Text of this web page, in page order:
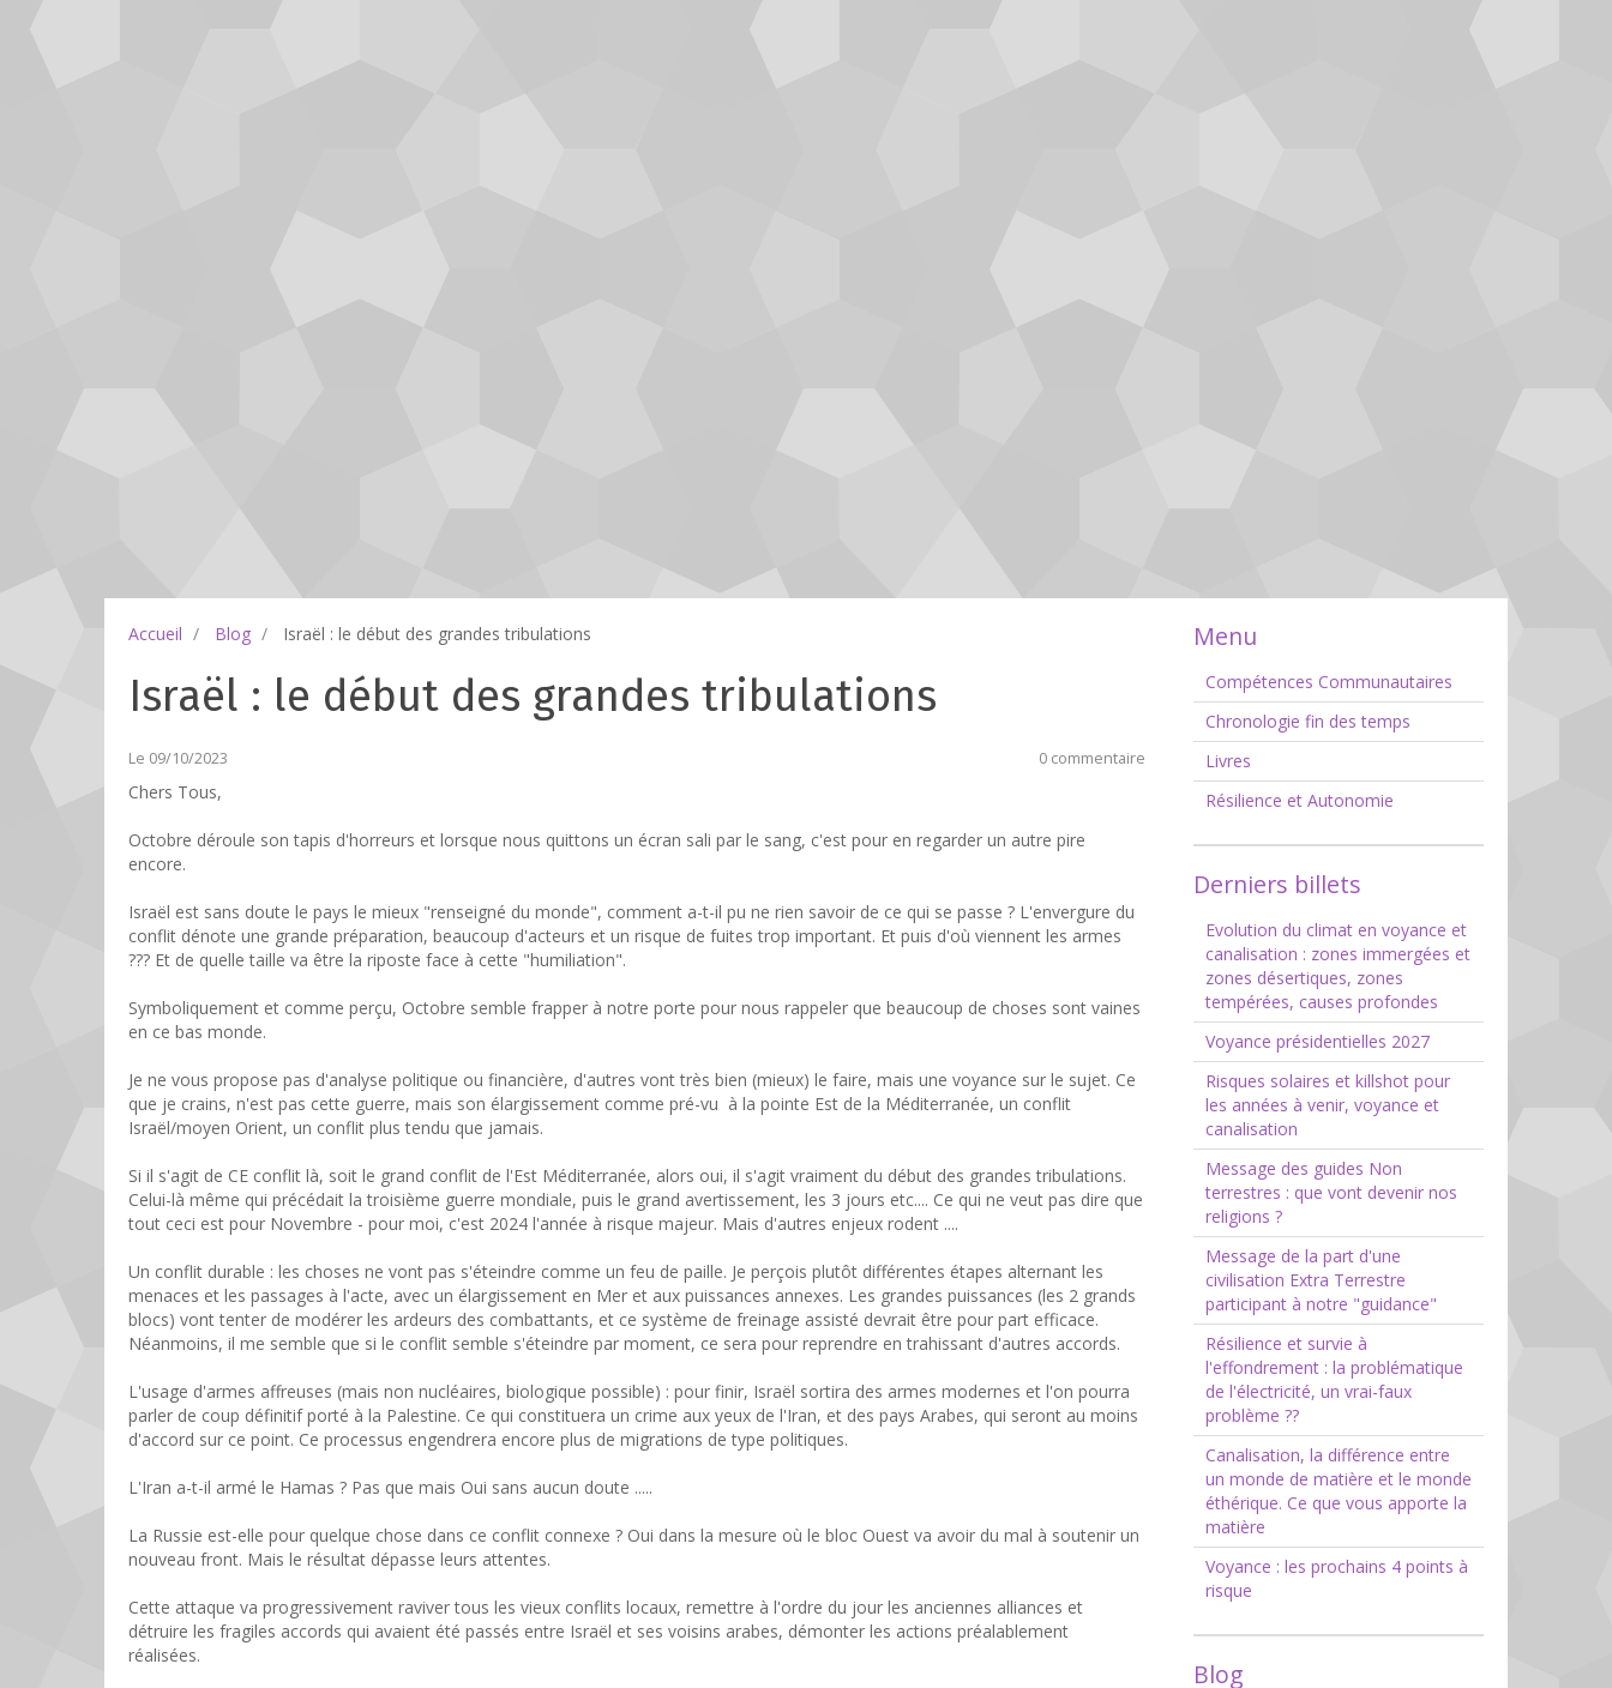
Accueil Blog Israël : le début des grandes tribulations
Israël : le début des grandes tribulations
Le 09/10/2023 0 commentaire
Chers Tous,
Octobre déroule son tapis d'horreurs et lorsque nous quittons un écran sali par le sang, c'est pour en regarder un autre pire
encore.
Israël est sans doute le pays le mieux "renseigné du monde", comment a-t-il pu ne rien savoir de ce qui se passe ? L'envergure du
conflit dénote une grande préparation, beaucoup d'acteurs et un risque de fuites trop important. Et puis d'où viennent les armes
??? Et de quelle taille va être la riposte face à cette "humiliation".
Symboliquement et comme perçu, Octobre semble frapper à notre porte pour nous rappeler que beaucoup de choses sont vaines
en ce bas monde.
Je ne vous propose pas d'analyse politique ou financière, d'autres vont très bien (mieux) le faire, mais une voyance sur le sujet. Ce
que je crains, n'est pas cette guerre, mais son élargissement comme pré-vu à la pointe Est de la Méditerranée, un conflit
Israël/moyen Orient, un conflit plus tendu que jamais.
Si il s'agit de CE conflit là, soit le grand conflit de l'Est Méditerranée, alors oui, il s'agit vraiment du début des grandes tribulations.
Celui-là même qui précédait la troisième guerre mondiale, puis le grand avertissement, les 3 jours etc.... Ce qui ne veut pas dire que
tout ceci est pour Novembre - pour moi, c'est 2024 l'année à risque majeur. Mais d'autres enjeux rodent ....
Un conflit durable : les choses ne vont pas s'éteindre comme un feu de paille. Je perçois plutôt différentes étapes alternant les
menaces et les passages à l'acte, avec un élargissement en Mer et aux puissances annexes. Les grandes puissances (les 2 grands
blocs) vont tenter de modérer les ardeurs des combattants, et ce système de freinage assisté devrait être pour part efficace.
Néanmoins, il me semble que si le conflit semble s'éteindre par moment, ce sera pour reprendre en trahissant d'autres accords.
L'usage d'armes affreuses (mais non nucléaires, biologique possible) : pour finir, Israël sortira des armes modernes et l'on pourra
parler de coup définitif porté à la Palestine. Ce qui constituera un crime aux yeux de l'Iran, et des pays Arabes, qui seront au moins
d'accord sur ce point. Ce processus engendrera encore plus de migrations de type politiques.
L'Iran a-t-il armé le Hamas ? Pas que mais Oui sans aucun doute .....
La Russie est-elle pour quelque chose dans ce conflit connexe ? Oui dans la mesure où le bloc Ouest va avoir du mal à soutenir un
nouveau front. Mais le résultat dépasse leurs attentes.
Cette attaque va progressivement raviver tous les vieux conflits locaux, remettre à l'ordre du jour les anciennes alliances et
détruire les fragiles accords qui avaient été passés entre Israël et ses voisins arabes, démonter les actions préalablement
réalisées.
Menu
Compétences Communautaires
Chronologie fin des temps
Livres
Résilience et Autonomie
Derniers billets
Evolution du climat en voyance et
canalisation : zones immergées et
zones désertiques, zones
tempérées, causes profondes
Voyance présidentielles 2027
Risques solaires et killshot pour
les années à venir, voyance et
canalisation
Message des guides Non
terrestres : que vont devenir nos
religions ?
Message de la part d'une
civilisation Extra Terrestre
participant à notre "guidance"
Résilience et survie à
l'effondrement : la problématique
de l'électricité, un vrai-faux
problème ??
Canalisation, la différence entre
un monde de matière et le monde
éthérique. Ce que vous apporte la
matière
Voyance : les prochains 4 points à
risque
Blog